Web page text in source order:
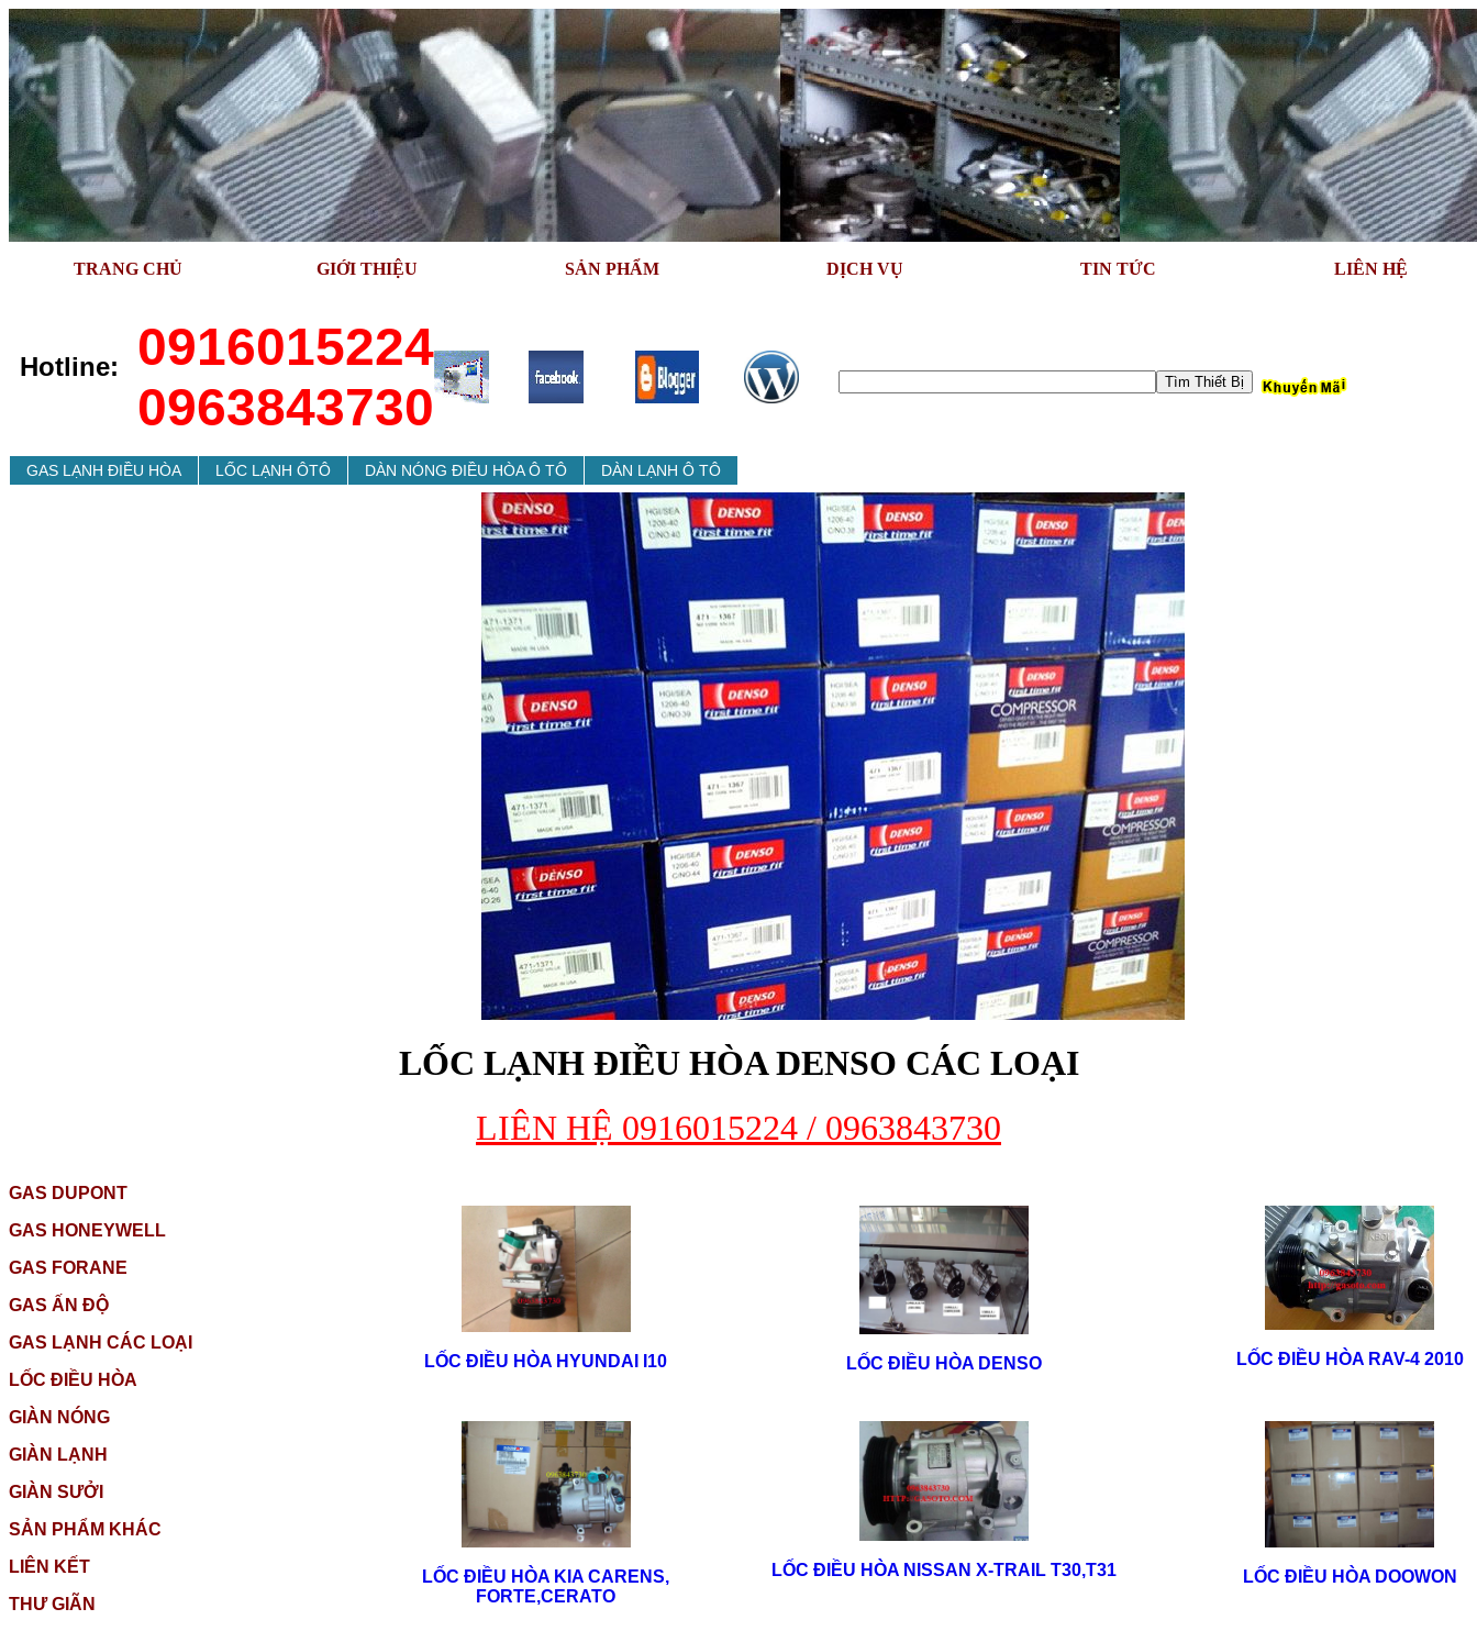
TRANG CHỦ GIỚI THIỆU SẢN PHẨM DỊCH VỤ TIN TỨC LIÊN HỆ
Hotline:
0916015224
0963843730
GAS LẠNH ÐIỀU HÒA LỐC LẠNH ÔTÔ DÀN NÓNG ÐIỀU HÒA Ô TÔ DÀN LẠNH Ô TÔ
LỐC LẠNH ĐIỀU HÒA DENSO CÁC LOẠI
LIÊN HỆ 0916015224 / 0963843730
GAS DUPONT
GAS HONEYWELL
GAS FORANE
GAS ẤN ĐỘ
GAS LẠNH CÁC LOẠI
LỐC ĐIỀU HÒA
GIÀN NÓNG
GIÀN LẠNH
GIÀN SƯỞI
SẢN PHẨM KHÁC
LIÊN KẾT
THƯ GIÃN
LỐC ĐIỀU HÒA HYUNDAI I10 LỐC ĐIỀU HÒA DENSO LỐC ĐIỀU HÒA RAV-4 2010
LỐC ĐIỀU HÒA KIA CARENS,
FORTE,CERATO
LỐC ĐIỀU HÒA NISSAN X-TRAIL T30,T31 LỐC ĐIỀU HÒA DOOWON